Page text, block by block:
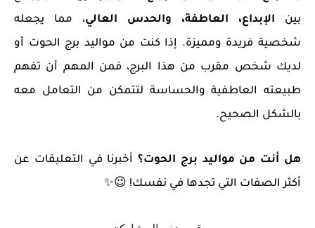
بين الإبداع، العاطفة، والحدس العالي، مما يجعله
شخصية فريدة ومميزة. إذا كنت من مواليد برج الحوت أو
لديك شخص مقرب من هذا البرج، فمن المهم أن تفهم
طبيعته العاطفية والحساسة لتتمكن من التعامل معه
بالشكل الصحيح.
هل أنت من مواليد برج الحوت؟أخبرنا في التعليقات عن
أكثر الصفات التي تجدها في نفسك! 😉✨